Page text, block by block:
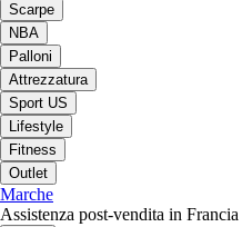
Scarpe
NBA
Palloni
Attrezzatura
Sport US
Lifestyle
Fitness
Outlet
Marche
Assistenza post-vendita in Francia